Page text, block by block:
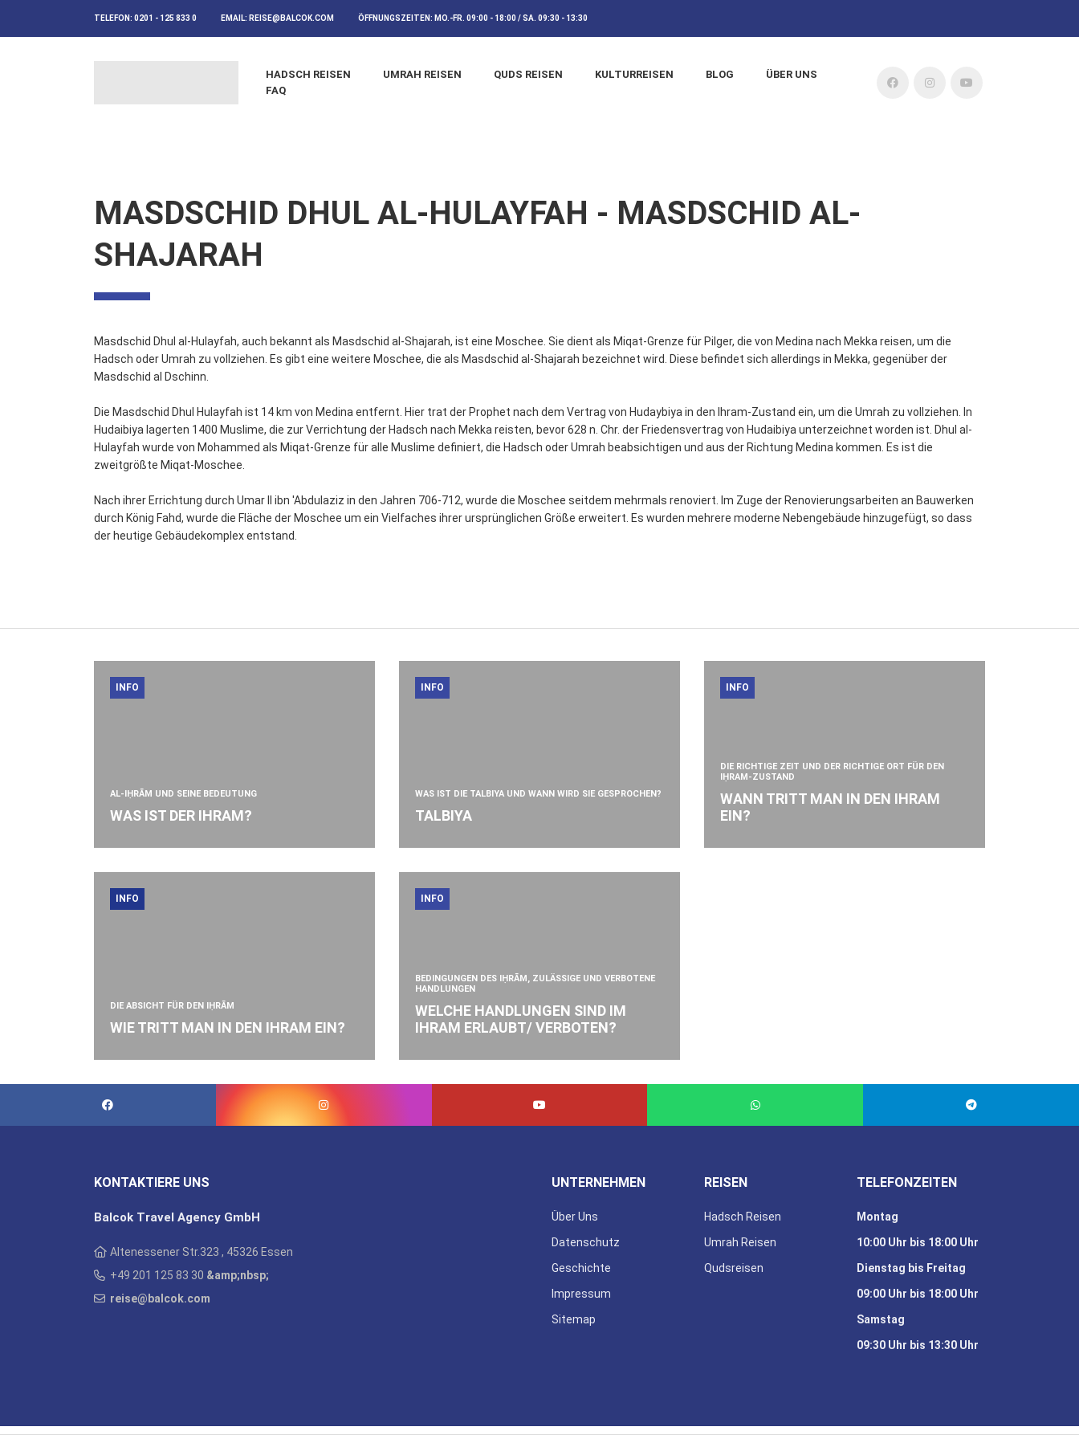
TELEFON: 0201 - 125 833 0 EMAIL: REISE@BALCOK.COM ÖFFNUNGSZEITEN: MO.-FR. 09:00 - 18:00 / SA. 09:30 - 13:30
HADSCH REISEN UMRAH REISEN QUDS REISEN KULTURREISEN BLOG
ÜBER UNS
FAQ
MASDSCHID DHUL AL-HULAYFAH - MASDSCHID AL-
SHAJARAH
Masdschid Dhul al-Hulayfah, auch bekannt als Masdschid al-Shajarah, ist eine Moschee. Sie dient als Miqat-Grenze für Pilger, die von Medina nach Mekka reisen, um die
Hadsch oder Umrah zu vollziehen. Es gibt eine weitere Moschee, die als Masdschid al-Shajarah bezeichnet wird. Diese befindet sich allerdings in Mekka, gegenüber der
Masdschid al Dschinn.
Die Masdschid Dhul Hulayfah ist 14 km von Medina entfernt. Hier trat der Prophet nach dem Vertrag von Hudaybiya in den Ihram-Zustand ein, um die Umrah zu vollziehen. In
Hudaibiya lagerten 1400 Muslime, die zur Verrichtung der Hadsch nach Mekka reisten, bevor 628 n. Chr. der Friedensvertrag von Hudaibiya unterzeichnet worden ist. Dhul al-
Hulayfah wurde von Mohammed als Miqat-Grenze für alle Muslime definiert, die Hadsch oder Umrah beabsichtigen und aus der Richtung Medina kommen. Es ist die
zweitgrößte Miqat-Moschee.
Nach ihrer Errichtung durch Umar II ibn 'Abdulaziz in den Jahren 706-712, wurde die Moschee seitdem mehrmals renoviert. Im Zuge der Renovierungsarbeiten an Bauwerken
durch König Fahd, wurde die Fläche der Moschee um ein Vielfaches ihrer ursprünglichen Größe erweitert. Es wurden mehrere moderne Nebengebäude hinzugefügt, so dass
der heutige Gebäudekomplex entstand.
INFO
AL-IḤRĀM UND SEINE BEDEUTUNG
WAS IST DER IHRAM?
INFO
WAS IST DIE TALBIYA UND WANN WIRD SIE GESPROCHEN?
TALBIYA
INFO
DIE RICHTIGE ZEIT UND DER RICHTIGE ORT FÜR DEN
IḤRAM-ZUSTAND
WANN TRITT MAN IN DEN IHRAM
EIN?
INFO
DIE ABSICHT FÜR DEN IḤRĀM
WIE TRITT MAN IN DEN IHRAM EIN?
INFO
BEDINGUNGEN DES IḤRĀM, ZULÄSSIGE UND VERBOTENE
HANDLUNGEN
WELCHE HANDLUNGEN SIND IM
IHRAM ERLAUBT/ VERBOTEN?
KONTAKTIERE UNS
Balcok Travel Agency GmbH
Altenessener Str.323 , 45326 Essen
+49 201 125 83 30 &amp;nbsp;
reise@balcok.com
UNTERNEHMEN
Über Uns
Datenschutz
Geschichte
Impressum
Sitemap
REISEN
Hadsch Reisen
Umrah Reisen
Qudsreisen
TELEFONZEITEN
Montag
10:00 Uhr bis 18:00 Uhr
Dienstag bis Freitag
09:00 Uhr bis 18:00 Uhr
Samstag
09:30 Uhr bis 13:30 Uhr